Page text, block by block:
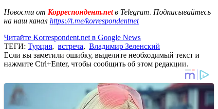
Новости от Корреспондент.netв Telegram. Подписывайтесь
на наш канал https://t.me/korrespondentnet
Читайте Korrespondent.net в Google News
ТЕГИ: Турция, встреча, Владимир Зеленский
Если вы заметили ошибку, выделите необходимый текст и
нажмите Ctrl+Enter, чтобы сообщить об этом редакции.